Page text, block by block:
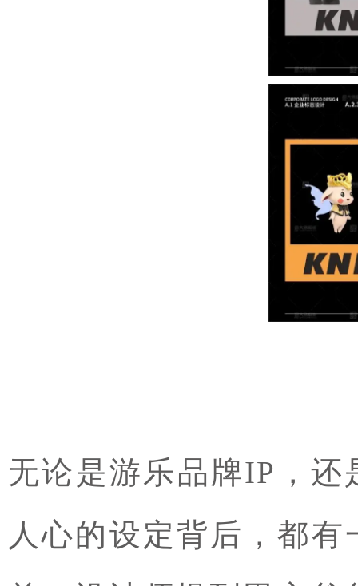
无论是游乐品牌IP，
人心的设定背后，都